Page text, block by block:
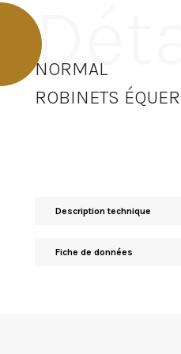
NORMAL
ROBINETS
Description technique
Fiche de données